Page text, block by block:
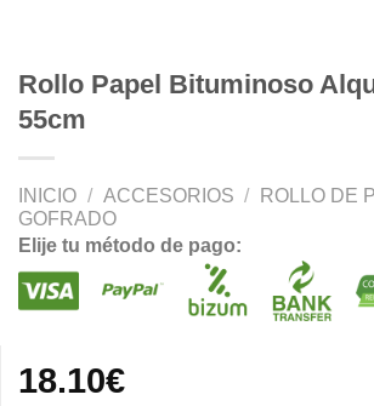
Rollo Papel Bituminoso
55cm
INICIO / ACCESORIOS /
ROLLO DE
GOFRADO
Elije tu método de pago:
18.10€